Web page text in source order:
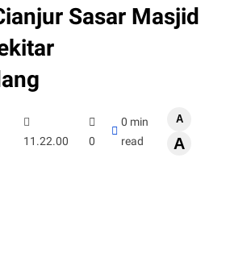
Sasar Masjid
11.22.00 0
0 min
read
A
A